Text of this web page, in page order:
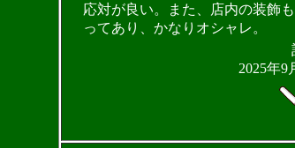
応対が良い。また、店内の装飾
ってあり、かなりオシャレ。
2025年9